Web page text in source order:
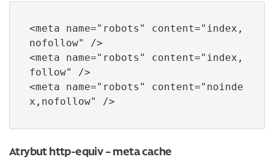
<meta name="robots" content="index,
nofollow" />
<meta name="robots" content="index,
follow" />
<meta name="robots" content="noinde
x,nofollow" />
Atrybut http-equiv – meta cache